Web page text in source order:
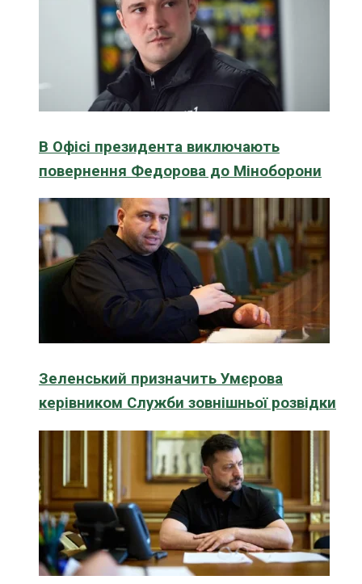
В Офісі президента виключають
повернення Федорова до Міноборони
Зеленський призначить Умєрова
керівником Служби зовнішньої розвідки